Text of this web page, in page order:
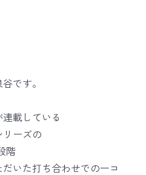
です。
載している
リーズの
階
いた打ち合わせでの一コ